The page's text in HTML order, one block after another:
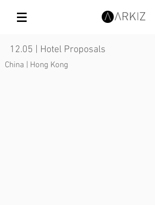
12.05 | Hotel Proposals
China | Hong Kong